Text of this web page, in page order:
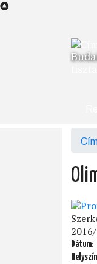
Ugrás
Dátum
Helyszín